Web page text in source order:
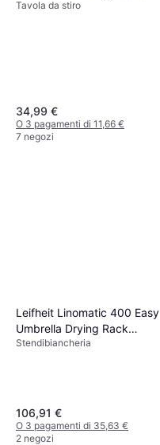
Tavola da stiro
34,99 €
O 3 pagamenti di 11,66 €
7 negozi
Leifheit Linomatic 400 Easy
Umbrella Drying Rack
Aluminum
Stendibiancheria
106,91 €
O 3 pagamenti di 35,63 €
2 negozi